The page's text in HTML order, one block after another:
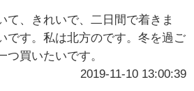
て、きれいで、二日間で着きま
です。私は北方のです。冬を過ご
買いたいです。
2019-11-10 13:00:39